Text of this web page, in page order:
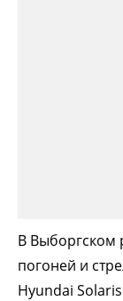
В Выборгском
погоней и
Hyundai